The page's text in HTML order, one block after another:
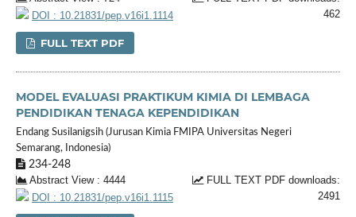
462
DOI : 10.21831/pep.v16i1.1114
FULL TEXT PDF
MODEL EVALUASI PRAKTIKUM KIMIA DI LEMBAGA
PENDIDIKAN TENAGA KEPENDIDIKAN
Endang Susilanigsih (Jurusan Kimia FMIPA Universitas Negeri
Semarang, Indonesia)
234-248
Abstract View : 4444
FULL TEXT PDF downloads:
2491
DOI : 10.21831/pep.v16i1.1115